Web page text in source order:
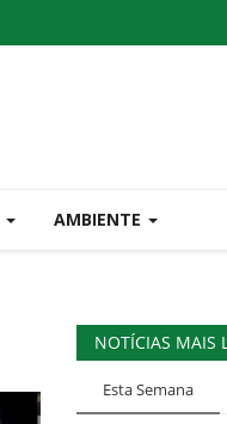
AMBIENTE
NOTÍCIAS MAIS
Esta Semana